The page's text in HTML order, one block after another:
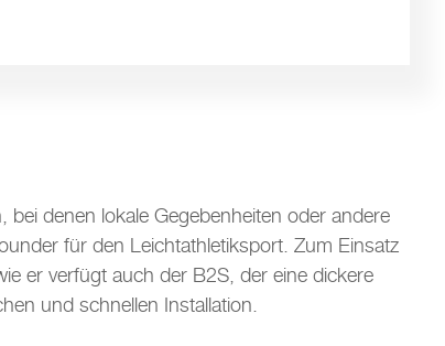
denen lokale Gegebenheiten oder andere
für den Leichtathletiksport. Zum Einsatz
er verfügt auch der B2S, der eine dickere
und schnellen Installation.